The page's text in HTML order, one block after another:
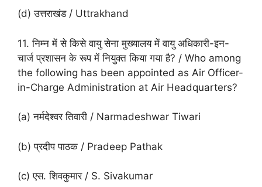
(d) उत्तराखंड / Uttrakhand
11. निम्न में से किसे वायु सेना मुख्यालय में वायु अधिकारी-इन-
चार्ज प्रशासन के रूप में नियुक्त किया गया है? / Who among
the following has been appointed as Air Officer-
in-Charge Administration at Air Headquarters?
(a) नर्मदेश्वर तिवारी / Narmadeshwar Tiwari
(b) प्रदीप पाठक / Pradeep Pathak
(c) एस. शिवकुमार / S. Sivakumar